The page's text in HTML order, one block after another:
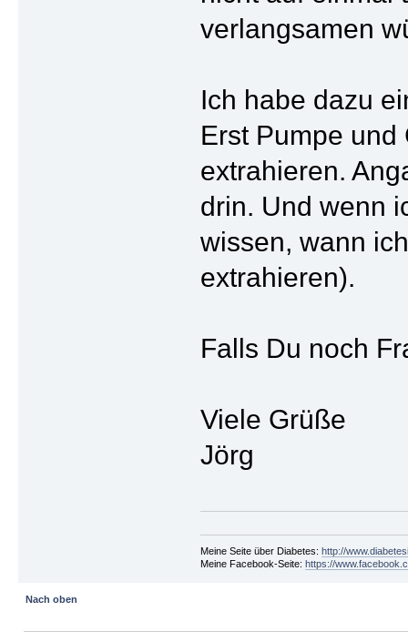
verlangsamen
Ich habe dazu
Erst Pumpe
extrahieren.
drin. Und wenn
wissen, wann
extrahieren).
Falls Du noch
Viele Grüße
Jörg
Meine Seite über Diabetes: http://
Meine Facebook-Seite: https://
Nach oben